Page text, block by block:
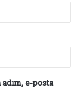
e-posta